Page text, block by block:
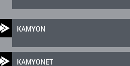
KAMYON
KAMYONET